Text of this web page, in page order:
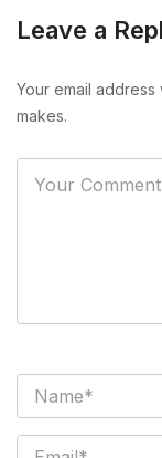
Leave a
Your email
makes.